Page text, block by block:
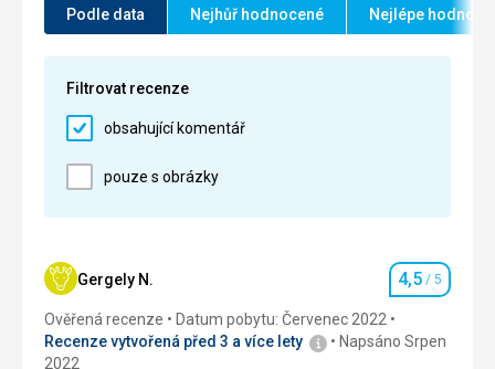
Služby 5,0/ 5
Pláž
Krásné světlé pláže dostupné autobusem nebo
pěšky po pobřežní promenádě.
Ubytování
Čisto,pořádek.
Služby
Velmi dobré.
Podle data Nejhůř hodnocené Nejlépe
Filtrovat recenze
obsahující komentář
pouze s obrázky
Gergely N. Hodnocení
4,5 / 5
Ověřená recenze
Datum pobytu: Červenec 2022
Recenze vytvořená před 3 a více lety
Napsáno Srpen
2022